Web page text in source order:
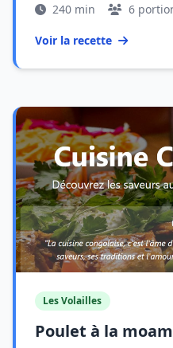
240 min
6
Voir la recette
Les Volailles
Poulet à la